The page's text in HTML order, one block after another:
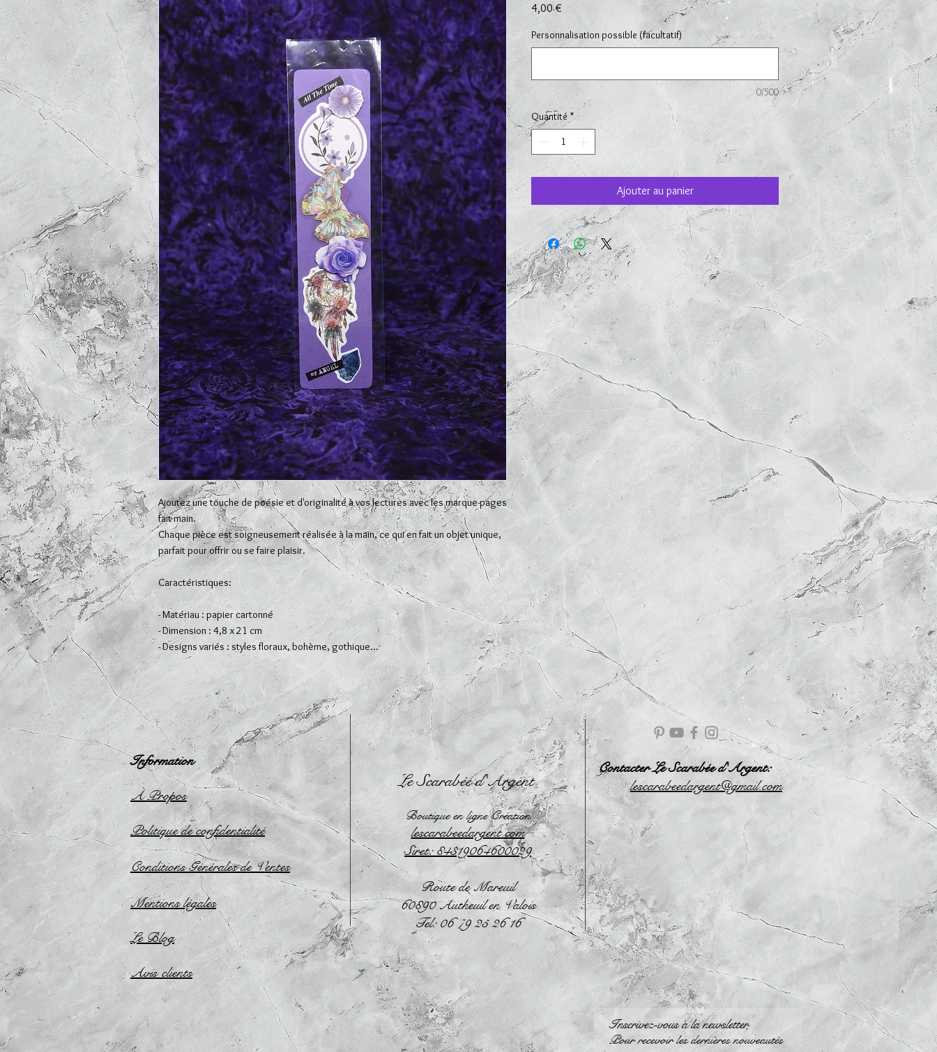
Ajoutez une touche de poésie et d'originalité à vos lectures avec les marque-pages
fait main.
Chaque pièce est soigneusement réalisée à la main, ce qui en fait un objet unique,
parfait pour offrir ou se faire plaisir.
Caractéristiques:
- Matériau : papier cartonné
- Dimension : 4,8 x 21 cm
- Designs variés : styles floraux, bohème, gothique...
4,00 €
Personnalisation possible (facultatif)
0/500
Quantité *
Ajouter au panier
Le Scarabée d'Argent
Boutique en ligne Création
lescarabeedargent.com
Siret: 84319064600029
Route de Mareuil
60890 Autheuil en Valois
Tel: 06 79 25 26 16
Information
À Propos
Politique de confidentialité
Conditions Générales de Ventes
Mentions légales
Le Blog
Avis clients
Contacter Le Scarabée d'Argent:
lescarabeedargent@gmail.com
Inscrivez-vous à la newsletter
Pour recevoir les dernières nouveautés